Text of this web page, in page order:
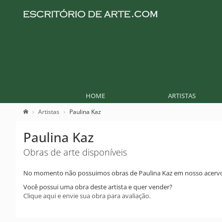
HOME ARTISTAS
Artistas Paulina Kaz
Paulina Kaz
Obras de arte disponíveis
No momento não possuimos obras de Paulina Kaz em nosso
Você possui uma obra deste artista e quer vender?
Clique aqui e envie sua obra para avaliação.